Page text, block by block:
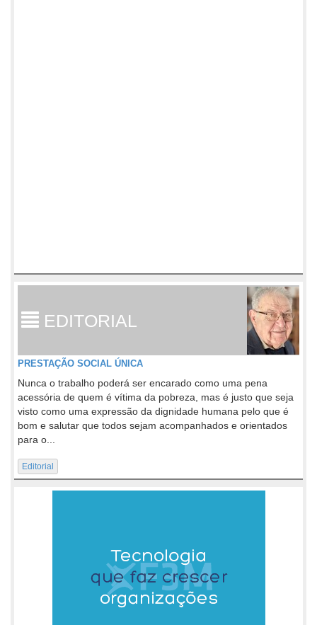
EDITORIAL
PRESTAÇÃO SOCIAL ÚNICA
Nunca o trabalho poderá ser encarado como uma pena
acessória de quem é vítima da pobreza, mas é justo que seja
visto como uma expressão da dignidade humana pelo que é
bom e salutar que todos sejam acompanhados e orientados
para o...
Editorial